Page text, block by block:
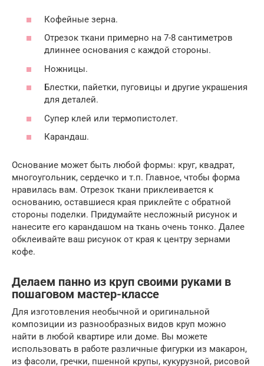
Кофейные зерна.
Отрезок ткани примерно на 7-8 сантиметров
длиннее основания с каждой стороны.
Ножницы.
Блестки, пайетки, пуговицы и другие украшения
для деталей.
Супер клей или термопистолет.
Карандаш.
Основание может быть любой формы: круг, квадрат,
многоугольник, сердечко и т.п. Главное, чтобы форма
нравилась вам. Отрезок ткани приклеивается к
основанию, оставшиеся края приклейте с обратной
стороны поделки. Придумайте несложный рисунок и
нанесите его карандашом на ткань очень тонко. Далее
обклеивайте ваш рисунок от края к центру зернами
кофе.
Делаем панно из круп своими руками в
пошаговом мастер-классе
Для изготовления необычной и оригинальной
композиции из разнообразных видов круп можно
найти в любой квартире или доме. Вы можете
использовать в работе различные фигурки из макарон,
из фасоли, гречки, пшенной крупы, кукурузной, рисовой